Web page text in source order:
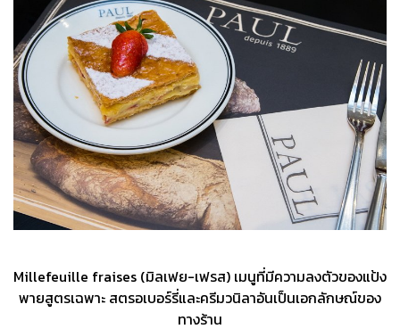
Millefeuille fraises (มิลเฟย-เฟรส) เมนูที่มีความลงตัวของแป้ง
พายสูตรเฉพาะ สตรอเบอร์รี่และครีมวนิลาอันเป็นเอกลักษณ์ของ
ทางร้าน